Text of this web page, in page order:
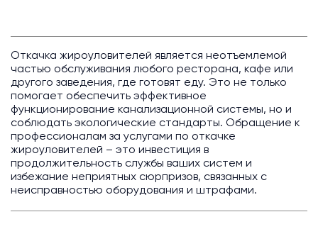
Откачка жироуловителей является неотъемлемой
частью обслуживания любого ресторана, кафе или
другого заведения, где готовят еду. Это не только
помогает обеспечить эффективное
функционирование канализационной системы, но и
соблюдать экологические стандарты. Обращение к
профессионалам за услугами по откачке
жироуловителей – это инвестиция в
продолжительность службы ваших систем и
избежание неприятных сюрпризов, связанных с
неисправностью оборудования и штрафами.